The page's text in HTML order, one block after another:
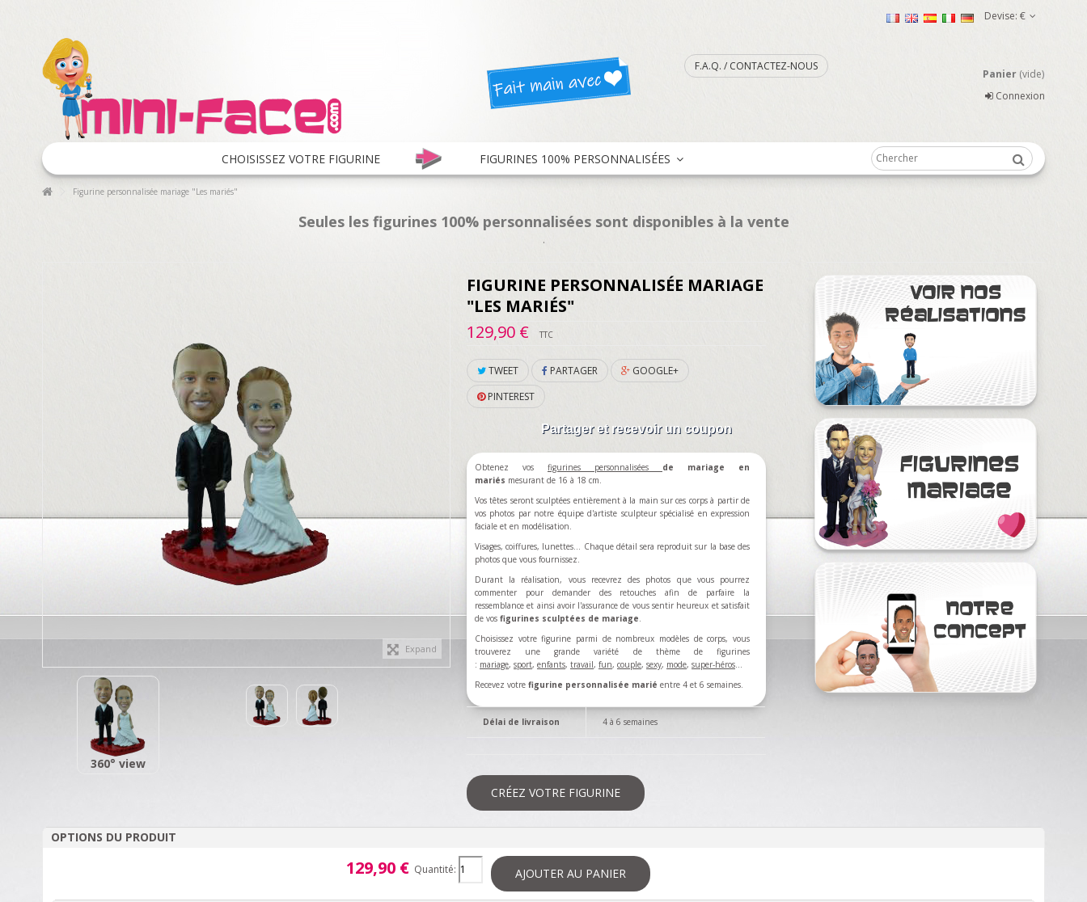
Devise: €
F.A.Q. / CONTACTEZ-NOUS
Panier (vide)
Connexion
CHOISISSEZ VOTRE FIGURINE FIGURINES 100% PERSONNALISÉES
Figurine personnalisée mariage "Les mariés"
Seules les figurines 100% personnalisées sont disponibles à la vente
.
Expand
360° view
FIGURINE PERSONNALISÉE MARIAGE
"LES MARIÉS"
129,90 €
TTC
TWEET PARTAGER
GOOGLE+
PINTEREST
Partager et recevoir un coupon
Obtenez vos figurines personnalisées de mariage en
mariés mesurant de 16 à 18 cm.
Vos têtes seront sculptées entièrement à la main sur ces corps à partir de
vos photos par notre équipe d'artiste sculpteur spécialisé en expression
faciale et en modélisation.
Visages, coiffures, lunettes... Chaque détail sera reproduit sur la base des
photos que vous fournissez.
Durant la réalisation, vous recevrez des photos que vous pourrez
commenter pour demander des retouches afin de parfaire la
ressemblance et ainsi avoir l'assurance de vous sentir heureux et satisfait
de vos figurines sculptées de mariage.
Choisissez votre figurine parmi de nombreux modèles de corps, vous
trouverez une grande variété de thème de figurines
: mariage, sport, enfants, travail, fun, couple, sexy, mode, super-héros…
Recevez votre figurine personnalisée marié entre 4 et 6 semaines.
Délai de livraison 4 à 6 semaines
CRÉEZ VOTRE FIGURINE
OPTIONS DU PRODUIT
129,90 € Quantité: AJOUTER AU PANIER